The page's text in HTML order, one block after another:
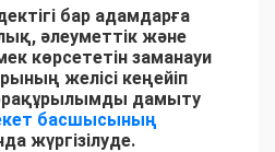
бар адамдарға
әлеуметтік және
көрсететін заманауи
желісі кеңейіп
дамыту
басшысының
жүргізілуде.